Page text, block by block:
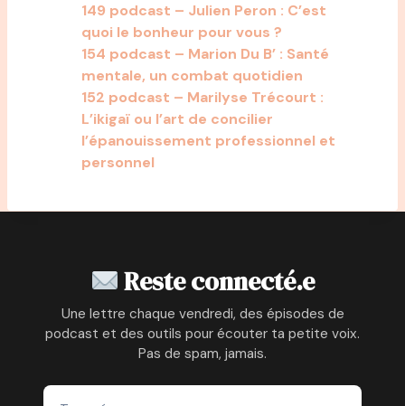
149 podcast – Julien Peron : C’est
quoi le bonheur pour vous ?
154 podcast – Marion Du B’ : Santé
mentale, un combat quotidien
152 podcast – Marilyse Trécourt :
L’ikigaï ou l’art de concilier
l’épanouissement professionnel et
personnel
Reste connecté.e
Une lettre chaque vendredi, des épisodes de
podcast et des outils pour écouter ta petite voix.
Pas de spam, jamais.